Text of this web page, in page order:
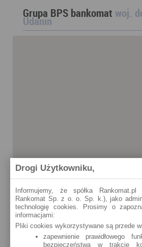
Grupa BPS bankomat woj.
Udanin
Drogi Użytkowniku,
Informujemy, że spółka
Rankomat Sp. z o. o. Sp. k.), jako
technologię cookies. Prosimy o
informacjami:
Pliki cookies wykorzystywane są przede
zapewnienie prawidłowego
bezpieczeństwa w trakcie